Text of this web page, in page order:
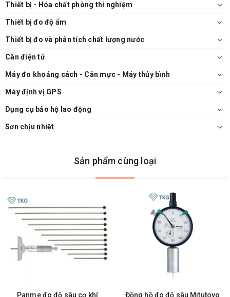
Thiết bị - Hóa chất phòng thí nghiệm
Thiết bị đo độ ẩm
Thiết bị đo và phân tích chất lượng nước
Cân điện tử
Máy đo khoảng cách - Cân mực - Máy thủy bình
Máy định vị GPS
Dụng cụ bảo hộ lao động
Sơn chịu nhiệt
Sản phẩm cùng loại
Panme đo độ sâu cơ khí
Đồng hồ đo độ sâu Mitutoyo